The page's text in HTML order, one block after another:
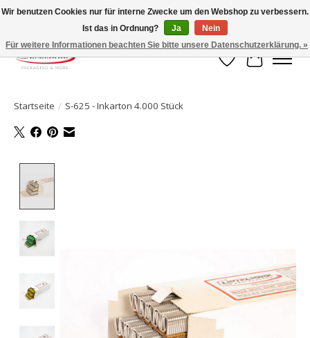
Ihr Onlineshop für Clipverschlusstechnik!
Wunschzettel
Ihr
Startseite / S-625 - Inkarton 4.000 Stück
Wir benutzen Cookies nur für interne Zwecke um den Webshop zu verbessern.
Ist das in Ordnung?
Ja
Nein
Für weitere Informationen beachten Sie bitte unsere Datenschutzerklärung. »